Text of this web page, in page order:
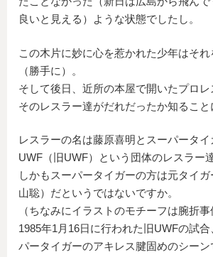
良いと見える）ような状態でしたし。
この木片に妙に心を惹かれた少年はそ
（勝手に）。
そして後日、近所の本屋で開いたプロ
そのレスラー達がだれだったか知ること
レスラーの名は藤原喜明とスーパータイ
UWF（旧UWF）という団体のレスラー
しかもスーパータイガーの方は元タイ
山聡）だというではないですか。
（ちなみにイラストのモチーフは腕折
1985年1月16日に行われた旧UWFの試
パータイガーのアキレス腱固めのシー